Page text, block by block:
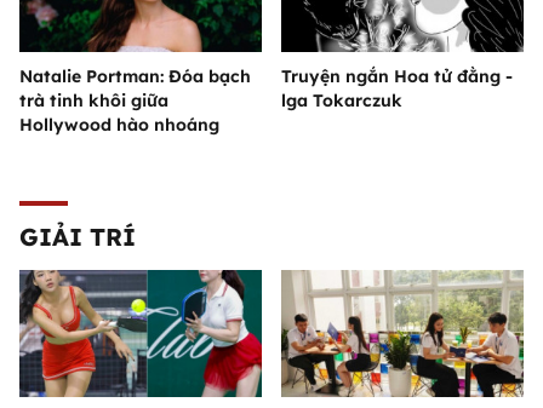
Natalie Portman: Đóa bạch
trà tinh khôi giữa
Hollywood hào nhoáng
Truyện ngắn Hoa tử đằng -
lga Tokarczuk
GIẢI TRÍ